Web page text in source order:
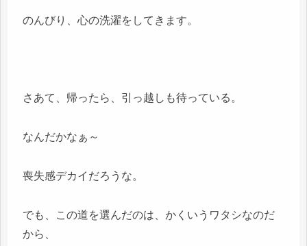
のんびり、心の洗濯をしてきます。
さあて、帰ったら、引っ越しも待っている。
なんだかなぁ～
喪失感デカイだろうな。
でも、この道を選んだのは、かくいうワタシなのだ
から、